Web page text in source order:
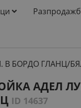
В БОРДО ГЛАНЦ/
АДЕЛ
ID 14637